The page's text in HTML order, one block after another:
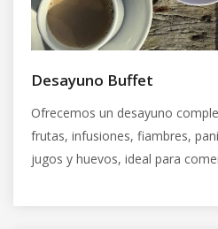
Desayuno Buffet
Ofrecemos un desayuno
frutas, infusiones, fiambres,
jugos y huevos, ideal para